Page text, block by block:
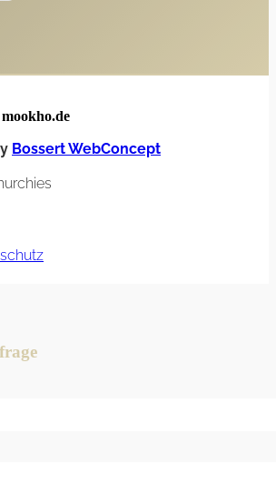
Bossert WebConcept